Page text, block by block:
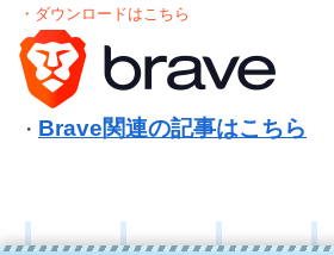
・ダウンロードはこちら
・ Brave関連の記事はこちら